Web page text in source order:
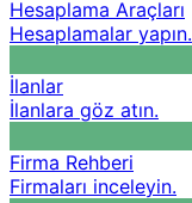
Hesaplama Araçları
Hesaplamalar yapın.
İlanlar
İlanlara göz atın.
Firma Rehberi
Firmaları inceleyin.